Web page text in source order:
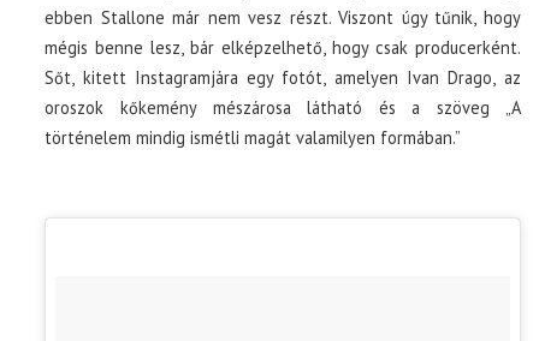
ebben Stallone már nem vesz részt. Viszont úgy tűnik, hogy
mégis benne lesz, bár elképzelhető, hogy csak producerként.
Sőt, kitett Instagramjára egy fotót, amelyen Ivan Drago, az
oroszok kőkemény mészárosa látható és a szöveg „A
történelem mindig ismétli magát valamilyen formában.”